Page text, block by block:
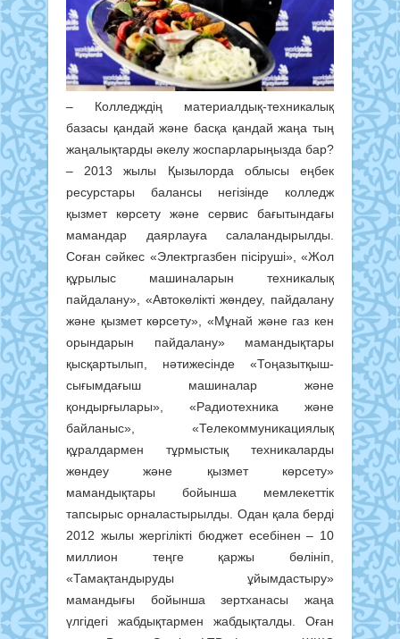
– Колледждің материалдық-техникалық
базасы қандай және басқа қандай жаңа тың
жаңалықтарды әкелу жоспарларыңызда бар?
– 2013 жылы Қызылорда облысы еңбек
ресурстары балансы негізінде колледж
қызмет көрсету және сервис бағытындағы
мамандар даярлауға салаландырылды.
Соған сәйкес «Электргазбен пісіруші», «Жол
құрылыс машиналарын техникалық
пайдалану», «Автокөлікті жөндеу, пайдалану
және қызмет көрсету», «Мұнай және газ кен
орындарын пайдалану» мамандықтары
қысқартылып, нәтижесінде «Тоңазытқыш-
сығымдағыш машиналар және
қондырғылары», «Радиотехника және
байланыс», «Телекоммуникациялық
құралдармен тұрмыстық техникаларды
жөндеу және қызмет көрсету»
мамандықтары бойынша мемлекеттік
тапсырыс орналастырылды. Одан қала берді
2012 жылы жергілікті бюджет есебінен – 10
миллион теңге қаржы бөлініп,
«Тамақтандыруды ұйымдастыру»
мамандығы бойынша зертханасы жаңа
үлгідегі жабдықтармен жабдықталды. Оған